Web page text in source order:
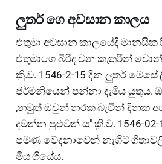
ලුතර් ගෙ අවසාන කාලය
එතුමා අවසාන කාලයේදි
එතුමාගෙ බිරිද වන කැතරින්
කිු.ව. 1546-2-15 දින ලුතර්
ජර්මනියෙන් පන්නා දැමිය යුතුය.
,නමුත් ඔවුන් නරක බැවින් දිනක අප
දමන්න පුළුවන් ය" කිු.ව. 1546-02-
පමණ වේදනාවෙන් නැගිට
මිය ගියේය.